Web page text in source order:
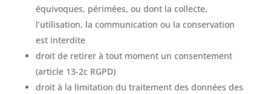
équivoques, périmées, ou dont la collecte,
l’utilisation, la communication ou la conservation
est interdite
droit de retirer à tout moment un consentement
(article 13-2c RGPD)
droit à la limitation du traitement des données des